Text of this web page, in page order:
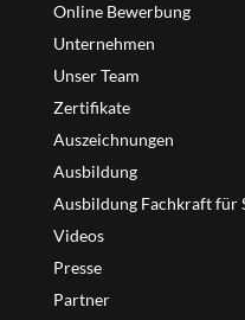
Online Bewerbung
Unternehmen
Unser Team
Zertifikate
Auszeichnungen
Ausbildung
Ausbildung Fachkraft für
Videos
Presse
Partner